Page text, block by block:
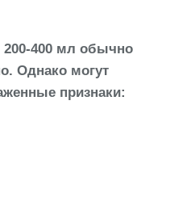
400 мл обычно
Однако могут
признаки: